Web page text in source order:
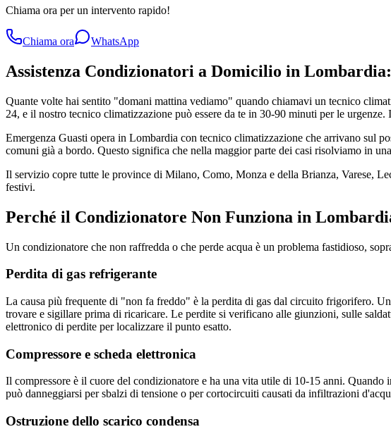
Chiama ora per un intervento rapido!
Chiama ora WhatsApp
Assistenza Condizionatori a Domicilio in
Quante volte hai sentito "domani mattina vediamo" quando chiamavi un tecnico
24, e il nostro tecnico climatizzazione può essere da te in 30-90 minuti per le
Emergenza Guasti opera in Lombardia con tecnico climatizzazione che arrivano sul
comuni già a bordo. Questo significa che nella maggior parte dei casi risolviamo in
Il servizio copre tutte le province di Milano, Como, Monza e della Brianza, Varese,
festivi.
Perché il Condizionatore Non Funziona in
Un condizionatore che non raffredda o che perde acqua è un problema fastidioso,
Perdita di gas refrigerante
La causa più frequente di "non fa freddo" è la perdita di gas dal circuito frigorifero.
trovare e sigillare prima di ricaricare. Le perdite si verificano alle giunzioni, sulle
elettronico di perdite per localizzare il punto esatto.
Compressore e scheda elettronica
Il compressore è il cuore del condizionatore e ha una vita utile di 10-15 anni.
può danneggiarsi per sbalzi di tensione o per cortocircuiti causati da infiltrazioni
Ostruzione dello scarico condensa